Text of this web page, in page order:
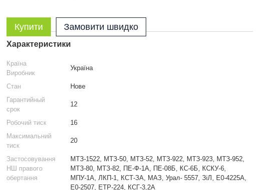
Купити Замовити швидко
Характеристики
Країна
Виробник
Україна
Стан
Нове
Гарантийный
срок
12
Робочий тиск
16
Максимальний
тиск
20
Застосовування
НШ правого
обертання
МТЗ-1522, МТЗ-50, МТЗ-52, МТЗ-922, МТЗ-923, МТЗ-952,
МТЗ-80, МТЗ-82, ПЕ-Ф-1А, ПЕ-08Б, КС-6Б, КСКУ-6,
МПУ-1А, ЛКП-1, КСТ-ЗА, МАЗ, Урал- 5557, ЗіЛ, Е0-4225А,
Е0-2507, ЕТР-224, КСГ-3,2А